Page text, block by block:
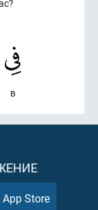
в
App Store